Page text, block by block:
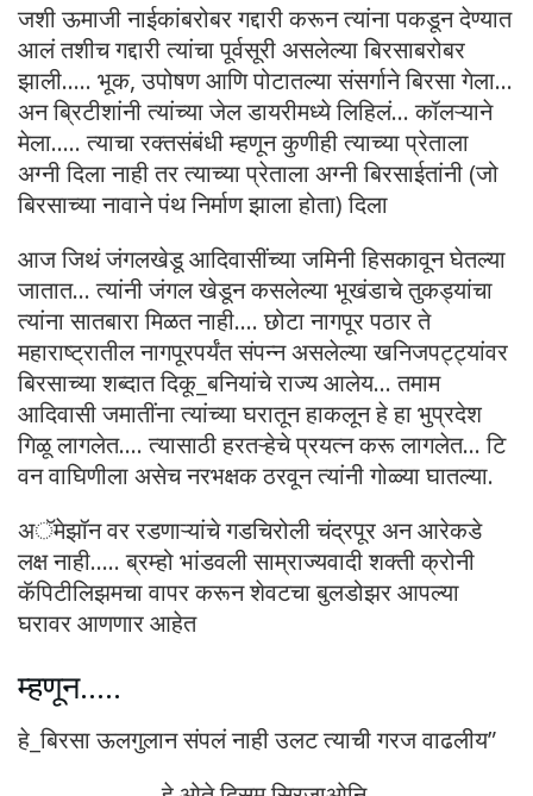
जशी ऊमाजी नाईकांबरोबर गद्दारी करून त्यांना पकडून देण्यात
आलं तशीच गद्दारी त्यांचा पूर्वसूरी असलेल्या बिरसाबरोबर
झाली….. भूक, उपोषण आणि पोटातल्या संसर्गाने बिरसा गेला…
अन ब्रिटीशांनी त्यांच्या जेल डायरीमध्ये लिहिलं… कॉलऱ्याने
मेला….. त्याचा रक्तसंबंधी म्हणून कुणीही त्याच्या प्रेताला
अग्नी दिला नाही तर त्याच्या प्रेताला अग्नी बिरसाईतांनी (जो
बिरसाच्या नावाने पंथ निर्माण झाला होता) दिला
आज जिथं जंगलखेडू आदिवासींच्या जमिनी हिसकावून घेतल्या
जातात… त्यांनी जंगल खेडून कसलेल्या भूखंडाचे तुकड्यांचा
त्यांना सातबारा मिळत नाही…. छोटा नागपूर पठार ते
महाराष्ट्रातील नागपूरपर्यंत संपन्न असलेल्या खनिजपट्ट्यांवर
बिरसाच्या शब्दात दिकू_बनियांचे राज्य आलेय… तमाम
आदिवासी जमातींना त्यांच्या घरातून हाकलून हे हा भुप्रदेश
गिळू लागलेत…. त्यासाठी हरतऱ्हेचे प्रयत्न करू लागलेत… टि
वन वाघिणीला असेच नरभक्षक ठरवून त्यांनी गोळ्या घातल्या.
अॅमेझॉन वर रडणाऱ्यांचे गडचिरोली चंद्रपूर अन आरेकडे
लक्ष नाही….. ब्रम्हो भांडवली साम्राज्यवादी शक्ती क्रोनी
कॅपिटीलिझमचा वापर करून शेवटचा बुलडोझर आपल्या
घरावर आणणार आहेत
म्हणून…..
हे_बिरसा ऊलगुलान संपलं नाही उलट त्याची गरज वाढलीय”